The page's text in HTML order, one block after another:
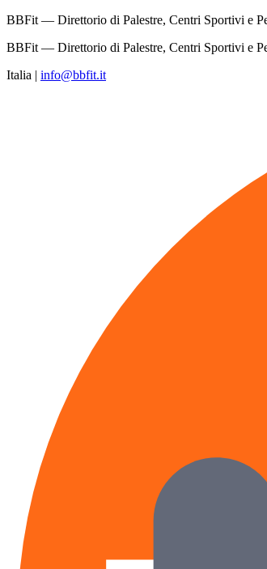
BBFit — Direttorio di Palestre, Centri Sportivi e
BBFit — Direttorio di Palestre, Centri Sportivi e
Italia | info@bbfit.it